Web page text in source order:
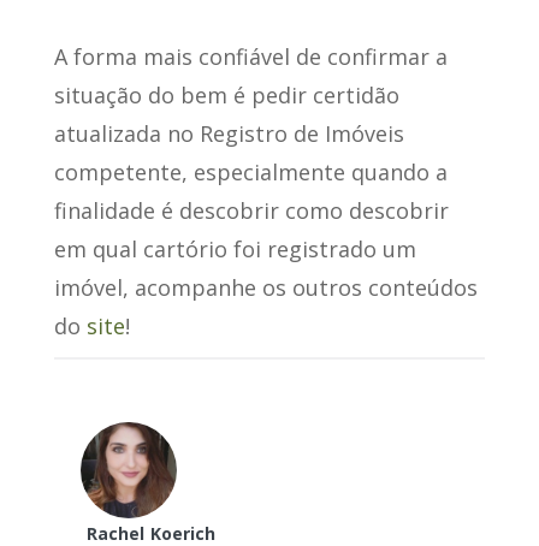
A forma mais confiável de confirmar a
situação do bem é pedir certidão
atualizada no Registro de Imóveis
competente, especialmente quando a
finalidade é descobrir como descobrir
em qual cartório foi registrado um
imóvel, acompanhe os outros conteúdos
do site!
Rachel Koerich